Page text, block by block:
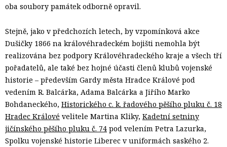
oba soubory památek odborně opravil.
Stejně, jako v předchozích letech, by vzpomínková akce
Dušičky 1866 na královéhradeckém bojišti nemohla být
realizována bez podpory Královéhradeckého kraje a všech tří
pořadatelů, ale také bez hojné účasti členů klubů vojenské
historie – především Gardy města Hradce Králové pod
vedením R. Balcárka, Adama Balcárka a Jiřího Marko
Bohdaneckého, Historického c. k. řadového pěšího pluku č. 18
Hradec Králové velitele Martina Kliky, Kadetní setniny
jičínského pěšího pluku č. 74 pod velením Petra Lazurka,
Spolku vojenské historie Liberec v uniformách saského 2.